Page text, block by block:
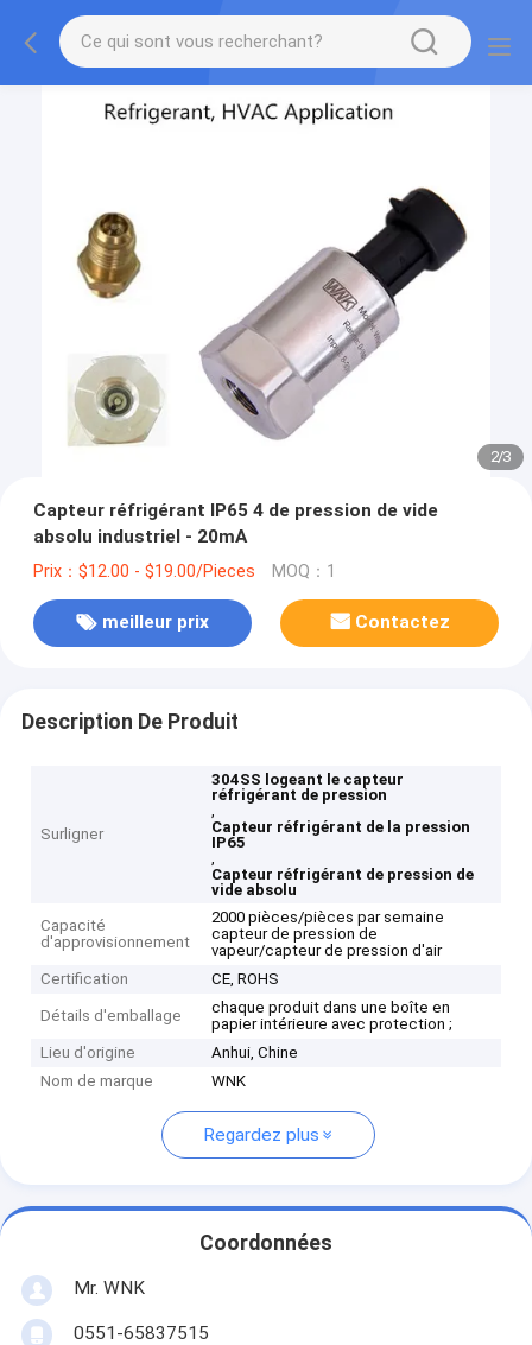
2/3
Capteur réfrigérant IP65 4 de pression de vide
absolu industriel - 20mA
Prix：$12.00 - $19.00/Pieces MOQ：1
meilleur prix Contactez
Description De Produit
Surligner
304SS logeant le capteur
réfrigérant de pression
,
Capteur réfrigérant de la pression
IP65
,
Capteur réfrigérant de pression de
vide absolu
Capacité
d'approvisionnement
2000 pièces/pièces par semaine
capteur de pression de
vapeur/capteur de pression d'air
Certification
CE, ROHS
Détails d'emballage
chaque produit dans une boîte en
papier intérieure avec protection ;
Lieu d'origine
Anhui, Chine
Nom de marque
WNK
Regardez plus
Coordonnées
Mr. WNK
0551-65837515